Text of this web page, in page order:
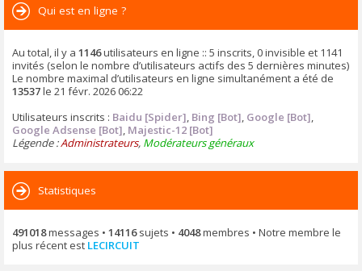
Qui est en ligne ?
Au total, il y a 1146utilisateurs en ligne :: 5 inscrits, 0 invisible et 1141
invités (selon le nombre d’utilisateurs actifs des 5 dernières minutes)
Le nombre maximal d’utilisateurs en ligne simultanément a été de
13537le 21 févr. 2026 06:22
Utilisateurs inscrits : Baidu [Spider], Bing [Bot], Google [Bot],
Google Adsense [Bot], Majestic-12 [Bot]
Légende :Administrateurs, Modérateurs généraux
Statistiques
491018messages • 14116sujets • 4048membres • Notre membre le
plus récent est LECIRCUIT